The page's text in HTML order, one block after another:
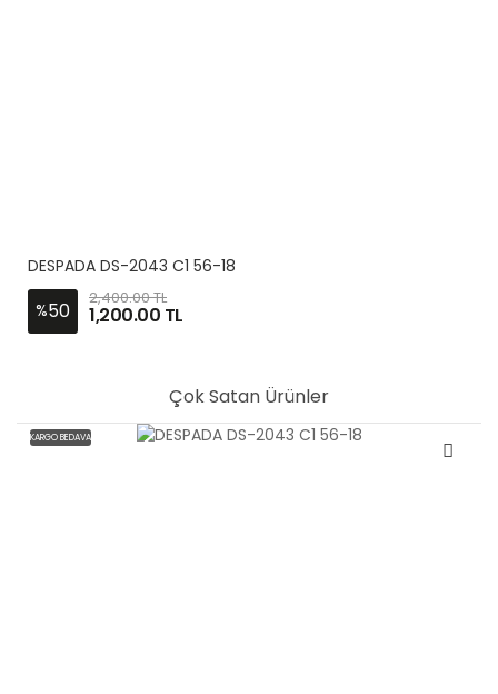
DESPADA DS-2043 C1 56-18
%50
2,400.00 TL
1,200.00 TL
Çok Satan Ürünler
KARGO BEDAVA